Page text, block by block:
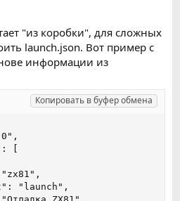
"из коробки", для сложных
launch.json. Вот пример с
информации из
Копировать в буфер обмена
[
"launch",